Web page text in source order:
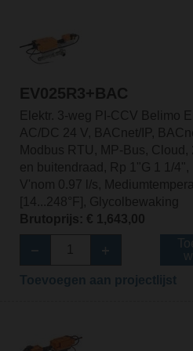
EV025R3+BAC
Elektr. 3-weg PI-CCV Belimo
AC/DC 24 V, BACnet/IP,
Modbus RTU, MP-Bus,
en buitendraad, Rp 1"G 1 1/
V'nom 0.97 l/s,
[14...248°F], Glycolbewaking
Brutoprijs: € 1,643,00